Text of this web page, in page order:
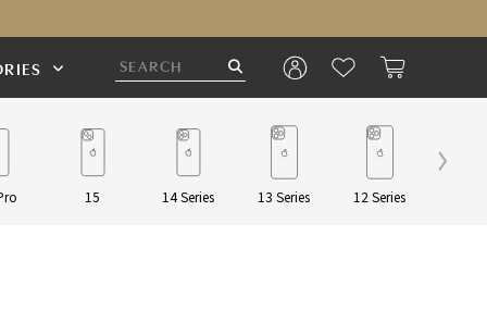
15 14 Series 13 Series 12 Series